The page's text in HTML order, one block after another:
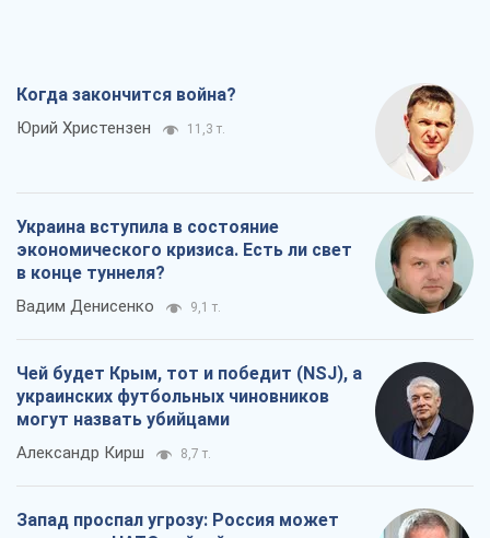
Когда закончится война?
Юрий Христензен 11,3 т.
Украина вступила в состояние
экономического кризиса. Есть ли свет
в конце туннеля?
Вадим Денисенко 9,1 т.
Чей будет Крым, тот и победит (NSJ), а
украинских футбольных чиновников
могут назвать убийцами
Александр Кирш 8,7 т.
Запад проспал угрозу: Россия может